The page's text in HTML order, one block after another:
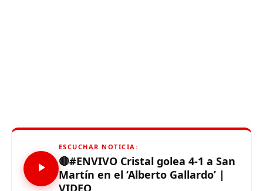
ESCUCHAR NOTICIA:
🔴#ENVIVO Cristal golea 4-1 a San
Martín en el ‘Alberto Gallardo’ |
VIDEO